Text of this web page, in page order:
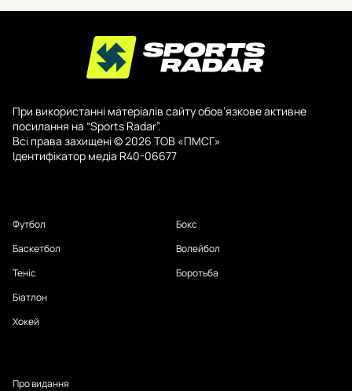
При використанні матеріалів сайту обов’язкове активне
посилання на “Sports Radar”.
Всі права захищені © 2026 ТОВ «ПМСГ»
Ідентифікатор медіа R40-06677
Футбол
Баскетбол
Теніс
Біатлон
Хокей
Бокс
Волейбол
Боротьба
Про видання